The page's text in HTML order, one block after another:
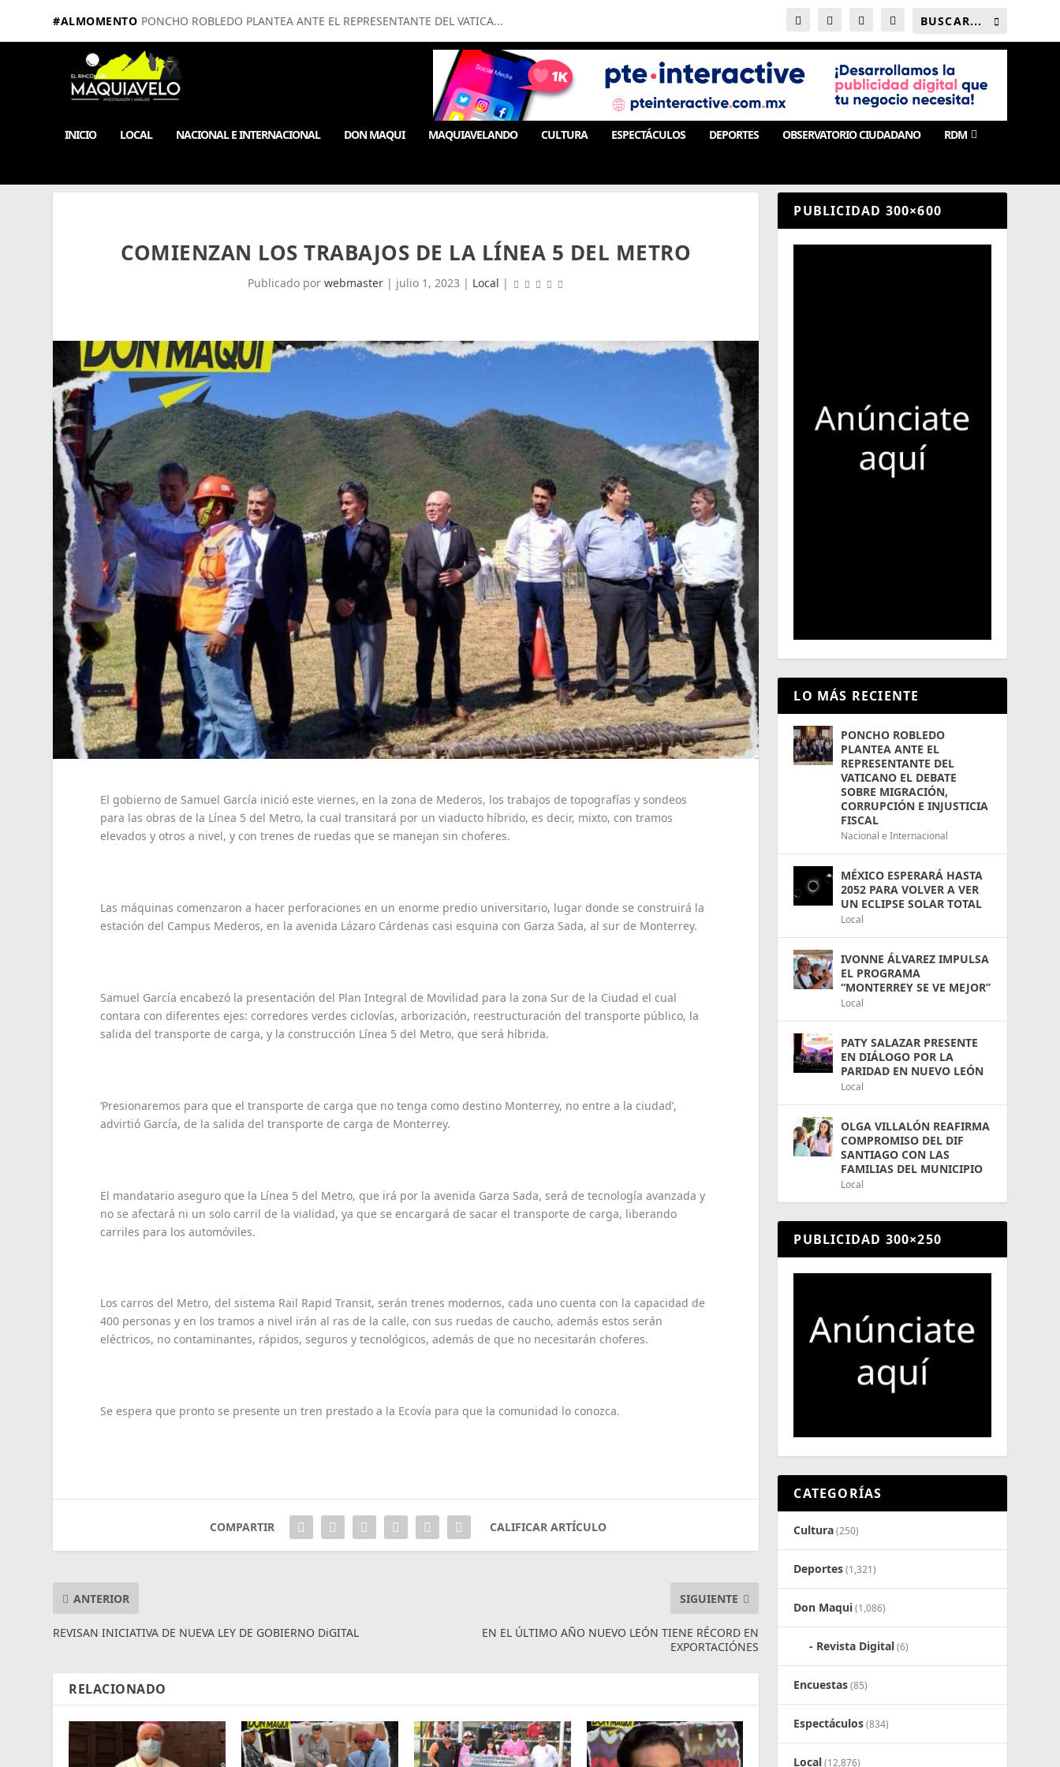
#ALMOMENTO PONCHO ROBLEDO PLANTEA ANTE EL REPRESENTANTE DEL VATICA...
INICIO LOCAL NACIONAL E INTERNACIONAL DON MAQUI MAQUIAVELANDO CULTURA ESPECTÁCULOS DEPORTES OBSERVATORIO CIUDADANO RDM
COMIENZAN LOS TRABAJOS DE LA LÍNEA 5 DEL METRO
Publicado porwebmaster | julio 1, 2023 | Local |
El gobierno de Samuel García inició este viernes, en la zona de Mederos, los trabajos de topografías y sondeos
para las obras de la Línea 5 del Metro, la cual transitará por un viaducto híbrido, es decir, mixto, con tramos
elevados y otros a nivel, y con trenes de ruedas que se manejan sin choferes.
Las máquinas comenzaron a hacer perforaciones en un enorme predio universitario, lugar donde se construirá la
estación del Campus Mederos, en la avenida Lázaro Cárdenas casi esquina con Garza Sada, al sur de Monterrey.
Samuel García encabezó la presentación del Plan Integral de Movilidad para la zona Sur de la Ciudad el cual
contara con diferentes ejes: corredores verdes ciclovías, arborización, reestructuración del transporte público, la
salida del transporte de carga, y la construcción Línea 5 del Metro, que será híbrida.
‘Presionaremos para que el transporte de carga que no tenga como destino Monterrey, no entre a la ciudad’,
advirtió García, de la salida del transporte de carga de Monterrey.
El mandatario aseguro que la Línea 5 del Metro, que irá por la avenida Garza Sada, será de tecnología avanzada y
no se afectará ni un solo carril de la vialidad, ya que se encargará de sacar el transporte de carga, liberando
carriles para los automóviles.
Los carros del Metro, del sistema Rail Rapid Transit, serán trenes modernos, cada uno cuenta con la capacidad de
400 personas y en los tramos a nivel irán al ras de la calle, con sus ruedas de caucho, además estos serán
eléctricos, no contaminantes, rápidos, seguros y tecnológicos, además de que no necesitarán choferes.
Se espera que pronto se presente un tren prestado a la Ecovía para que la comunidad lo conozca.
COMPARTIR CALIFICAR ARTÍCULO
ANTERIOR
REVISAN INICIATIVA DE NUEVA LEY DE GOBIERNO DiGITAL
SIGUIENTE
EN EL ÚLTIMO AÑO NUEVO LEÓN TIENE RÉCORD EN
EXPORTACIÓNES
RELACIONADO
PUBLICIDAD 300×600
LO MÁS RECIENTE
PONCHO ROBLEDO
PLANTEA ANTE EL
REPRESENTANTE DEL
VATICANO EL DEBATE
SOBRE MIGRACIÓN,
CORRUPCIÓN E INJUSTICIA
FISCAL
Nacional e Internacional
MÉXICO ESPERARÁ HASTA
2052 PARA VOLVER A VER
UN ECLIPSE SOLAR TOTAL
Local
IVONNE ÁLVAREZ IMPULSA
EL PROGRAMA
“MONTERREY SE VE MEJOR”
Local
PATY SALAZAR PRESENTE
EN DIÁLOGO POR LA
PARIDAD EN NUEVO LEÓN
Local
OLGA VILLALÓN REAFIRMA
COMPROMISO DEL DIF
SANTIAGO CON LAS
FAMILIAS DEL MUNICIPIO
Local
PUBLICIDAD 300×250
CATEGORÍAS
Cultura(250)
Deportes(1,321)
Don Maqui(1,086)
Revista Digital(6)
Encuestas(85)
Espectáculos(834)
Local(12,876)